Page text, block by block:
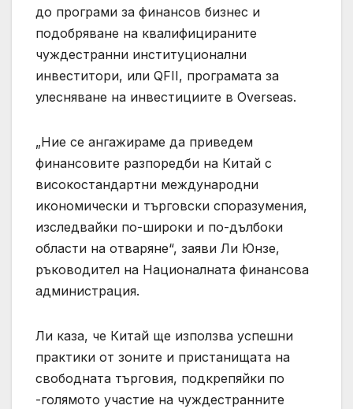
до програми за финансов бизнес и
подобряване на квалифицираните
чуждестранни институционални
инвеститори, или QFII, програмата за
улесняване на инвестициите в Overseas.
„Ние се ангажираме да приведем
финансовите разпоредби на Китай с
високостандартни международни
икономически и търговски споразумения,
изследвайки по-широки и по-дълбоки
области на отваряне“, заяви Ли Юнзе,
ръководител на Националната финансова
администрация.
Ли каза, че Китай ще използва успешни
практики от зоните и пристанищата на
свободната търговия, подкрепяйки по
-голямото участие на чуждестранните